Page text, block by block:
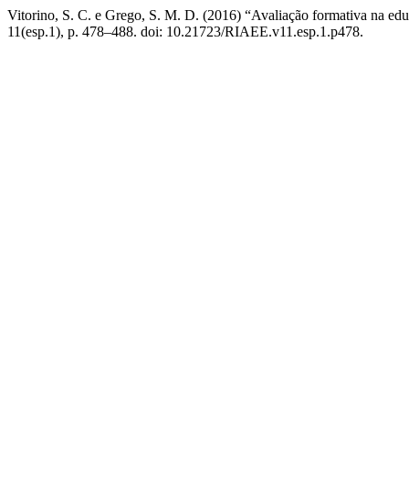
Vitorino, S. C. e Grego, S. M. D. (2016) “Avaliação formativa na
11(esp.1), p. 478–488. doi: 10.21723/RIAEE.v11.esp.1.p478.